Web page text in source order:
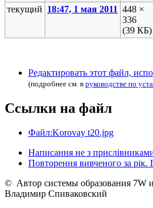
текущий 18:47, 1 мая 2011 448 ×
336
(39 КБ)
Редактировать этот файл,
(подробнее см. в руководстве по
Ссылки на файл
Файл:Korovay t20.jpg
Написання не з
Повторення вивченого за рік.
© Автор системы образования 7W и
Владимир Спиваковский